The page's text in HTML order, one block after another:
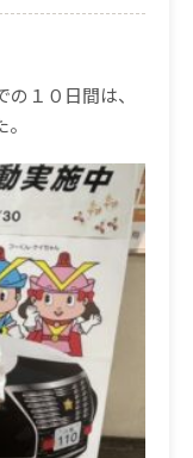
１０日間は、